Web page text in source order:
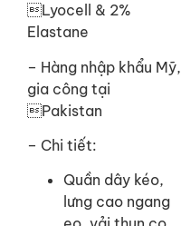
Lyocell & 2%
Elastane
– Hàng nhập khẩu Mỹ,
gia công tại
Pakistan
– Chi tiết:
Quần dây kéo,
lưng cao ngang